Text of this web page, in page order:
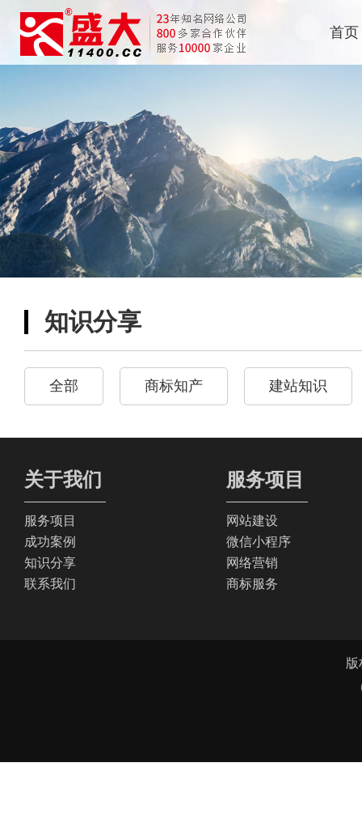
首页
知识分享
全部 商标知产 建站知识
关于我们
服务项目
成功案例
知识分享
联系我们
服务项目
网站建设
微信小程序
网络营销
商标服务